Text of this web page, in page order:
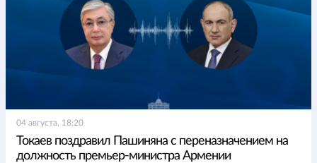
04 августа, 18:20
Токаев поздравил Пашиняна с переназначением на
должность премьер-министра Армении